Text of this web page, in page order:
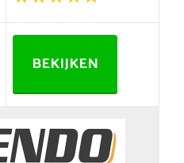
BEKIJKEN